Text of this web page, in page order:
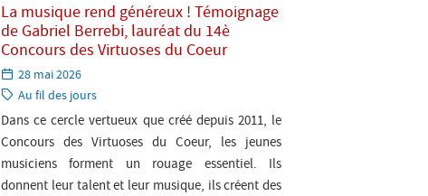
La musique rend généreux ! Témoignage
de Gabriel Berrebi, lauréat du 14è
Concours des Virtuoses du Coeur
Paru
le:
28 mai 2026
Catégorie:
Au fil des jours
Dans ce cercle vertueux que créé depuis 2011, le
Concours des Virtuoses du Coeur, les jeunes
musiciens forment un rouage essentiel. Ils
donnent leur talent et leur musique, ils créent des